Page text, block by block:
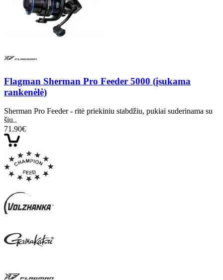
Flagman Sherman Pro Feeder 5000 (įsukama
rankenėlė)
Sherman Pro Feeder - ritė priekiniu stabdžiu, pukiai suderinama su
šiu..
71.90€